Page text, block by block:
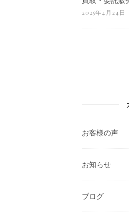
2025年4月24日
お客様の声
お知らせ
ブログ